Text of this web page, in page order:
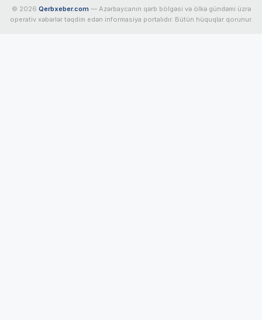
© 2026 Qerbxeber.com — Azərbaycanın qərb bölgəsi və ölkə gündəmi üzrə
operativ xəbərlər təqdim edən informasiya portalıdır. Bütün hüquqlar qorunur.